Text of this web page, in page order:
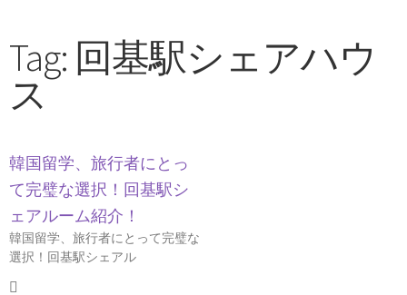
Tag: 回基駅シェアハウ
ス
韓国留学、旅行者にとっ
て完璧な選択！回基駅シ
ェアルーム紹介！
韓国留学、旅行者にとって完璧な
選択！回基駅シェアル